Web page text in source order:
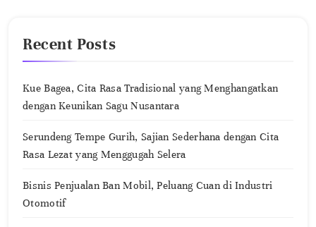
Recent Posts
Kue Bagea, Cita Rasa Tradisional yang Menghangatkan
dengan Keunikan Sagu Nusantara
Serundeng Tempe Gurih, Sajian Sederhana dengan Cita
Rasa Lezat yang Menggugah Selera
Bisnis Penjualan Ban Mobil, Peluang Cuan di Industri
Otomotif